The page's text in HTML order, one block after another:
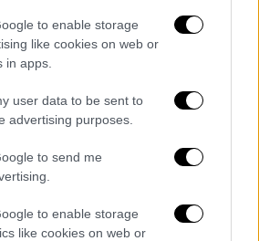
to enable storage
like cookies on web or
in apps.
user data to be sent to
advertising purposes.
to send me
to enable storage
like cookies on web or
ούτε για... δείγμα
παραμονή και
οι τιμές είναι
10% σε σύγκριση με την